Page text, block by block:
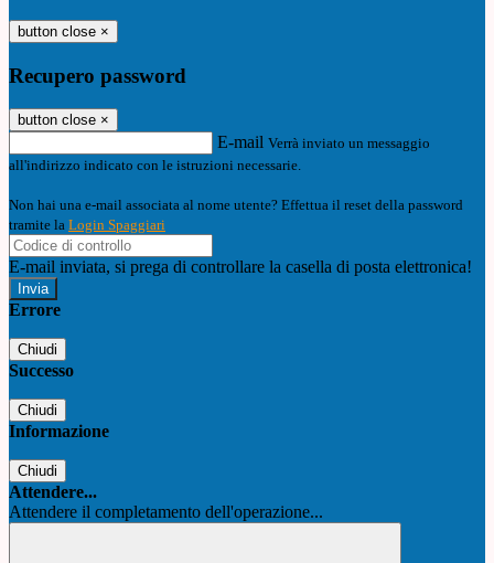
button close ×
Recupero password
button close ×
E-mail Verrà inviato un messaggio
all'indirizzo indicato con le istruzioni necessarie.
Non hai una e-mail associata al nome utente? Effettua il reset della password
tramite la Login Spaggiari
E-mail inviata, si prega di controllare la casella di posta elettronica!
Errore
Chiudi
Successo
Chiudi
Informazione
Chiudi
Attendere...
Attendere il completamento dell'operazione...